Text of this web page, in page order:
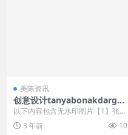
美陈资讯
创意设计tanyabonakdargall
ery美陈创意 (2816)
以下内容包含无水印图片【1】张
，开通会员无障碍浏览 开通VIP会
员 3 年前 10